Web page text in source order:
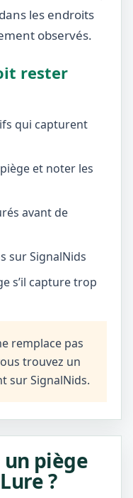
les endroits
observés.
rester
qui capturent
et noter les
avant de
sur SignalNids
s’il capture trop
remplace pas
trouvez un
sur SignalNids.
piège
?